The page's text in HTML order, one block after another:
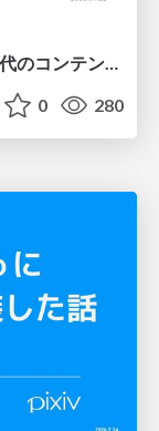
20260722_microCMSで考える、AI時代のコンテンツ運用設計
0 280